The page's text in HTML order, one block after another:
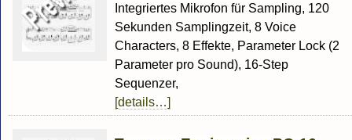
Integriertes Mikrofon für Sampling, 120
Sekunden Samplingzeit, 8 Voice
Characters, 8 Effekte, Parameter Lock (2
Parameter pro Sound), 16-Step
Sequenzer,
[details…]